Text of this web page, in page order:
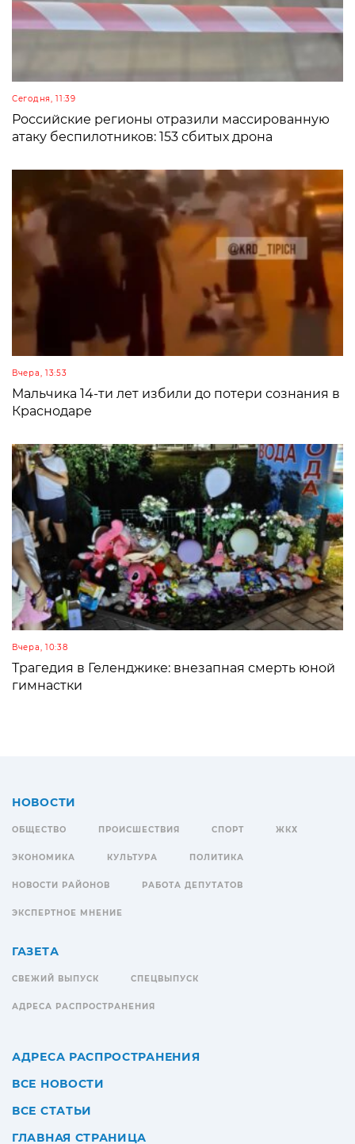
Сегодня, 11:39
Российские регионы отразили массированную
атаку беспилотников: 153 сбитых дрона
Вчера, 13:53
Мальчика 14-ти лет избили до потери сознания в
Краснодаре
Вчера, 10:38
Трагедия в Геленджике: внезапная смерть юной
гимнастки
НОВОСТИ
ОБЩЕСТВО ПРОИСШЕСТВИЯ СПОРТ ЖКХ
ЭКОНОМИКА КУЛЬТУРА ПОЛИТИКА
НОВОСТИ РАЙОНОВ РАБОТА ДЕПУТАТОВ
ЭКСПЕРТНОЕ МНЕНИЕ
ГАЗЕТА
СВЕЖИЙ ВЫПУСК СПЕЦВЫПУСК
АДРЕСА РАСПРОСТРАНЕНИЯ
АДРЕСА РАСПРОСТРАНЕНИЯ
ВСЕ НОВОСТИ
ВСЕ СТАТЬИ
ГЛАВНАЯ СТРАНИЦА